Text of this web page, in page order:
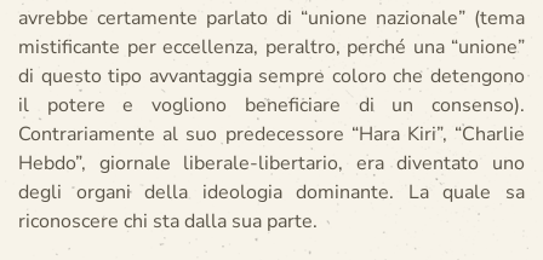
avrebbe certamente parlato di “unione nazionale” (tema
mistificante per eccellenza, peraltro, perché una “unione”
di questo tipo avvantaggia sempre coloro che detengono
il potere e vogliono beneficiare di un consenso).
Contrariamente al suo predecessore “Hara Kiri”, “Charlie
Hebdo”, giornale liberale-libertario, era diventato uno
degli organi della ideologia dominante. La quale sa
riconoscere chi sta dalla sua parte.